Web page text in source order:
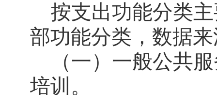
按支出功能分类
部功能分类，数据
（一）一般公共
培训。